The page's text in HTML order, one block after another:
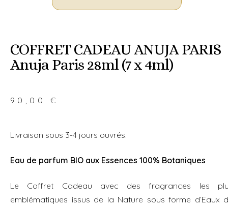
e
r
t
v
:
COFFRET CADEAU ANUJA PARIS
Anuja Paris 28ml (7 x 4ml)
90,00 €
Livraison sous 3-4 jours ouvrés.
Eau de parfum BIO aux Essences 100% Botaniques
Le Coffret Cadeau avec des fragrances les
emblématiques issus de la Nature sous forme d’Eaux